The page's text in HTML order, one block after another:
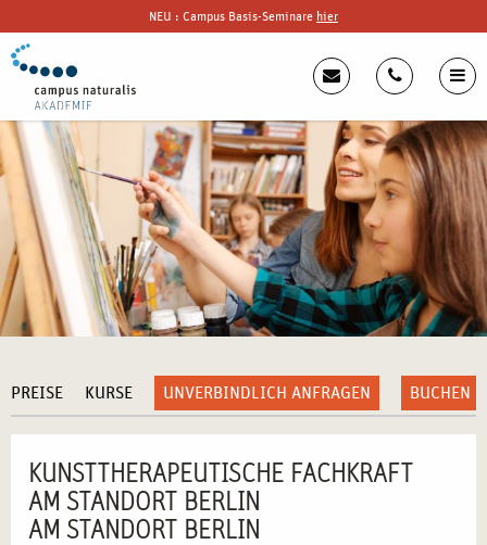
NEU : Campus Basis-Seminare hier
PREISE KURSE UNVERBINDLICH ANFRAGEN BUCHEN
KUNSTTHERAPEUTISCHE FACHKRAFT
AM STANDORT BERLIN
AM STANDORT BERLIN